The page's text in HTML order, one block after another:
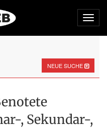
NEUE SUCHE
, Sekundar-,